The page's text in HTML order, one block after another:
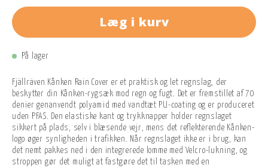
Læg i kurv
På lager
Fjällräven Kånken Rain Cover er et praktisk og let regnslag, der
beskytter din Kånken-rygsæk mod regn og fugt. Det er fremstillet af 70
denier genanvendt polyamid med vandtæt PU-coating og er produceret
uden PFAS. Den elastiske kant og trykknapper holder regnslaget
sikkert på plads, selv i blæsende vejr, mens det reflekterende Kånken-
logo øger synligheden i trafikken. Når regnslaget ikke er i brug, kan
det nemt pakkes ned i den integrerede lomme med Velcro-lukning, og
stroppen gør det muligt at fastgøre det til tasken med en